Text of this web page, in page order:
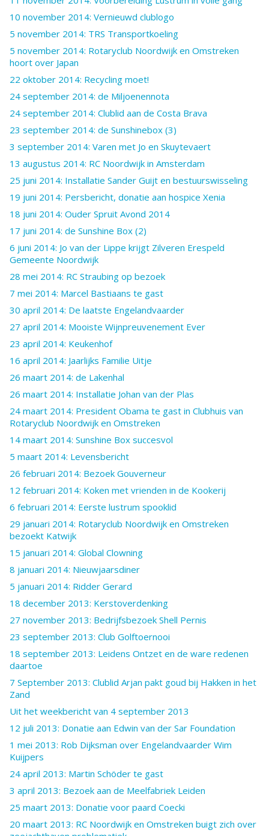
10 november 2014: Vernieuwd clublogo
5 november 2014: TRS Transportkoeling
5 november 2014: Rotaryclub Noordwijk en Omstreken
hoort over Japan
22 oktober 2014: Recycling moet!
24 september 2014: de Miljoenennota
24 september 2014: Clublid aan de Costa Brava
23 september 2014: de Sunshinebox (3)
3 september 2014: Varen met Jo en Skuytevaert
13 augustus 2014: RC Noordwijk in Amsterdam
25 juni 2014: Installatie Sander Guijt en bestuurswisseling
19 juni 2014: Persbericht, donatie aan hospice Xenia
18 juni 2014: Ouder Spruit Avond 2014
17 juni 2014: de Sunshine Box (2)
6 juni 2014: Jo van der Lippe krijgt Zilveren Erespeld
Gemeente Noordwijk
28 mei 2014: RC Straubing op bezoek
7 mei 2014: Marcel Bastiaans te gast
30 april 2014: De laatste Engelandvaarder
27 april 2014: Mooiste Wijnpreuvenement Ever
23 april 2014: Keukenhof
16 april 2014: Jaarlijks Familie Uitje
26 maart 2014: de Lakenhal
26 maart 2014: Installatie Johan van der Plas
24 maart 2014: President Obama te gast in Clubhuis van
Rotaryclub Noordwijk en Omstreken
14 maart 2014: Sunshine Box succesvol
5 maart 2014: Levensbericht
26 februari 2014: Bezoek Gouverneur
12 februari 2014: Koken met vrienden in de Kookerij
6 februari 2014: Eerste lustrum spooklid
29 januari 2014: Rotaryclub Noordwijk en Omstreken
bezoekt Katwijk
15 januari 2014: Global Clowning
8 januari 2014: Nieuwjaarsdiner
5 januari 2014: Ridder Gerard
18 december 2013: Kerstoverdenking
27 november 2013: Bedrijfsbezoek Shell Pernis
23 september 2013: Club Golftoernooi
18 september 2013: Leidens Ontzet en de ware redenen
daartoe
7 September 2013: Clublid Arjan pakt goud bij Hakken in het
Zand
Uit het weekbericht van 4 september 2013
12 juli 2013: Donatie aan Edwin van der Sar Foundation
1 mei 2013: Rob Dijksman over Engelandvaarder Wim
Kuijpers
24 april 2013: Martin Schöder te gast
3 april 2013: Bezoek aan de Meelfabriek Leiden
25 maart 2013: Donatie voor paard Coecki
20 maart 2013: RC Noordwijk en Omstreken buigt zich over